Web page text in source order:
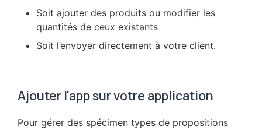
Soit ajouter des produits ou modifier les
quantités de ceux existants
Soit l’envoyer directement à votre client.
Ajouter l'app sur votre application
Pour gérer des spécimen types de propositions